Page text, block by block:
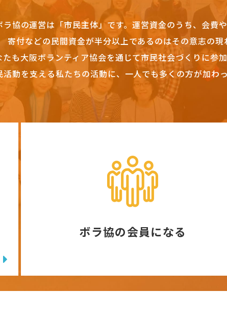
ラ協の運営は「市民主体」です。 運営資金のうち、会費や
寄付などの民間資金が半分以上であるのはその意志の現
たも大阪ボランティア協会を通じて市民社会づくりに参
動を支える私たちの活動に、一人でも多くの方が加わ
ボラ協の会員になる